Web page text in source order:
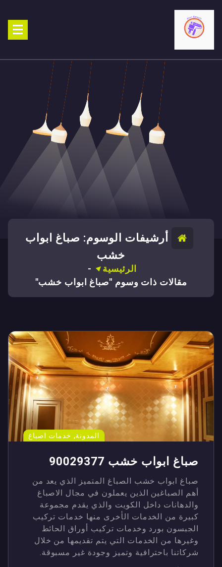
content
شاطر ورخيص تنفيذ احدث الديكورات الاحترافية اتصل الان
أرشيفات الوسوم: صباغ ابواب
خشب
الرئيسية
-
مقالات ذات وسوم "صباغ ابواب خشب"
المدونة, خدمات اصباغ
صباغ ابواب خشب 90029377
صباغ ابواب خشب الصباغ المتميز الذي يعد من
أهم الصباغين الذين يعملون في مجال الاصباغ
والدهانات داخل الكويت والذي يقدم مجموعة
كبيرة من الخدمات الأخرى منها خدمات تركيب
الجبسون بورد وخدمات تركيب أوراق الحائط
وغيرها من الخدمات التي يتم تقديمها من خلال
شركاتنا باحترافية وتميز وجودة غير مسبوقة.